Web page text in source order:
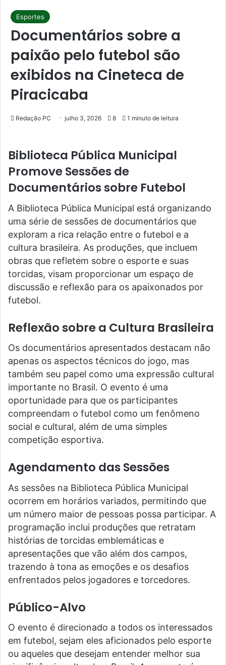
Esportes
Documentários sobre a
paixão pelo futebol são
exibidos na Cineteca de
Piracicaba
Redação PC julho 3, 2026 8 1 minuto de leitura
Biblioteca Pública Municipal
Promove Sessões de
Documentários sobre Futebol
A Biblioteca Pública Municipal está organizando
uma série de sessões de documentários que
exploram a rica relação entre o futebol e a
cultura brasileira. As produções, que incluem
obras que refletem sobre o esporte e suas
torcidas, visam proporcionar um espaço de
discussão e reflexão para os apaixonados por
futebol.
Reflexão sobre a Cultura Brasileira
Os documentários apresentados destacam não
apenas os aspectos técnicos do jogo, mas
também seu papel como uma expressão cultural
importante no Brasil. O evento é uma
oportunidade para que os participantes
compreendam o futebol como um fenômeno
social e cultural, além de uma simples
competição esportiva.
Agendamento das Sessões
As sessões na Biblioteca Pública Municipal
ocorrem em horários variados, permitindo que
um número maior de pessoas possa participar. A
programação inclui produções que retratam
histórias de torcidas emblemáticas e
apresentações que vão além dos campos,
trazendo à tona as emoções e os desafios
enfrentados pelos jogadores e torcedores.
Público-Alvo
O evento é direcionado a todos os interessados
em futebol, sejam eles aficionados pelo esporte
ou aqueles que desejam entender melhor sua